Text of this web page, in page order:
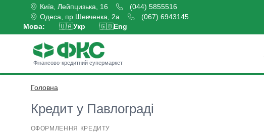
Київ, Лейпцизька, 16
(044) 5855516
Одеса, пр.Шевченка, 2а
(067) 6943145
Мова: 🇺🇦Укр 🇬🇧Eng
Фінансово-кредитний супермаркет
Головна
Кредит у Павлограді
ОФОРМЛЕННЯ КРЕДИТУ